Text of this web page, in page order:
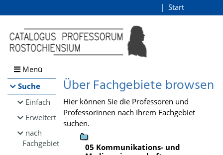
Browsen
direkt zum Inhalt
Start
Menü
Suche
Einfach
Erweitert
nach
Fachgebiet
Über Fachgebiete browsen
Hier können Sie die Professoren und
Professorinnen nach Ihrem Fachgebiet
suchen.
05 Kommunikations- und